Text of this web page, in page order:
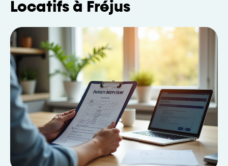
Locatifs à Fréjus